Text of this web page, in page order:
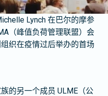
Lynch 在巴尔的摩参
（峰值负荷管理联盟）会
织在疫情过后举办的首场
的另一个成员 ULME（公